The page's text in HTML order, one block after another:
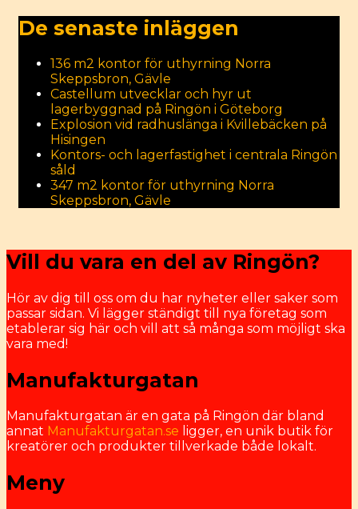
De senaste inläggen
136 m2 kontor för uthyrning Norra
Skeppsbron, Gävle
Castellum utvecklar och hyr ut
lagerbyggnad på Ringön i Göteborg
Explosion vid radhuslänga i Kvillebäcken på
Hisingen
Kontors- och lagerfastighet i centrala Ringön
såld
347 m2 kontor för uthyrning Norra
Skeppsbron, Gävle
Vill du vara en del av Ringön?
Hör av dig till oss om du har nyheter eller saker som
passar sidan. Vi lägger ständigt till nya företag som
etablerar sig här och vill att så många som möjligt ska
vara med!
Manufakturgatan
Manufakturgatan är en gata på Ringön där bland
annat Manufakturgatan.se ligger, en unik butik för
kreatörer och produkter tillverkade både lokalt.
Meny